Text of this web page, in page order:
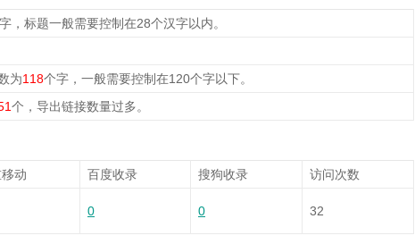
，标题一般需要控制在28个汉字以内。
为118个字，一般需要控制在120个字以下。
个，导出链接数量过多。
动 百度收录 搜狗收录 访问次数
0 0 32